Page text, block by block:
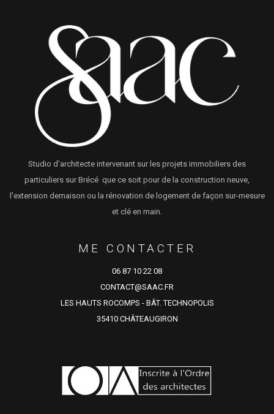
Studio d'architecte intervenant sur les projets immobiliers des
particuliers sur Brécé que ce soit pour de la construction neuve,
l'extension demaison ou la rénovation de logement de façon sur-mesure
et clé en main.
ME CONTACTER
06 87 10 22 08
CONTACT@SAAC.FR
LES HAUTS ROCOMPS - BÂT. TECHNOPOLIS
35410 CHÂTEAUGIRON